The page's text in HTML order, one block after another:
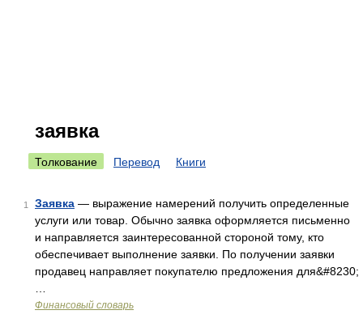
заявка
Толкование Перевод Книги
1 Заявка — выражение намерений получить определенные
услуги или товар. Обычно заявка оформляется письменно
и направляется заинтересованной стороной тому, кто
обеспечивает выполнение заявки. По получении заявки
продавец направляет покупателю предложения для&#8230;
Финансовый словарь